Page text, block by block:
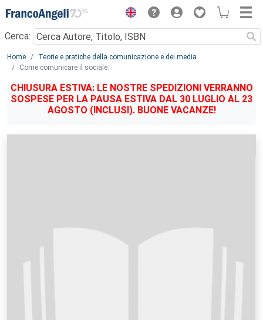
Menu
Cerca:
Main content
Home
Teorie e pratiche della comunicazione e dei media
Come comunicare il sociale.
CHIUSURA ESTIVA: LE NOSTRE SPEDIZIONI VERRANNO
SOSPESE PER LA PAUSA ESTIVA DAL 30 LUGLIO AL 23
AGOSTO (INCLUSI). BUONE VACANZE!